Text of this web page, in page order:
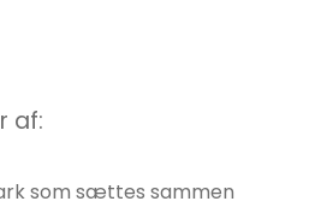
af:
som sættes sammen